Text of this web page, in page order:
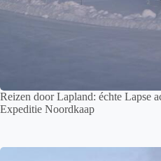
Reizen door Lapland: échte Lapse
Expeditie Noordkaap